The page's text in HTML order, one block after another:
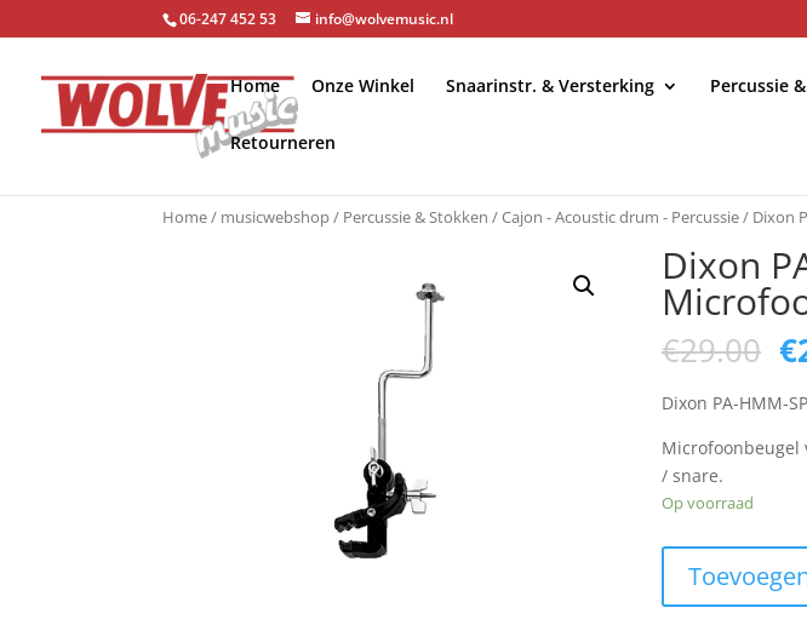
06-247 452 53 info@wolvemusic.nl
Home Onze Winkel Snaarinstr. & Versterking Percussie
Retourneren
Home/ musicwebshop/ Percussie & Stokken /Cajon - Acoustic drum - Percussie/ Dixon
Dixon
€29.00 €
Dixon PA-HMM-
Microfoonbeugel
/ snare.
Op voorraad